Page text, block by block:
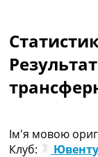
Ліга
Ще
Таблиці
Ім'я мовою
Клуб: